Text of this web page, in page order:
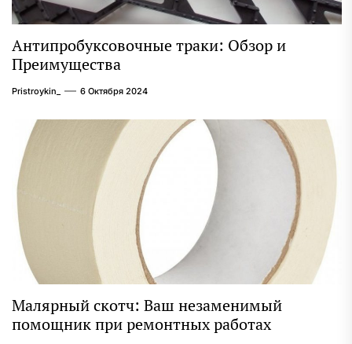
Антипробуксовочные траки: Обзор и
Преимущества
Pristroykin_ 6 Октября 2024
Малярный скотч: Ваш незаменимый
помощник при ремонтных работах